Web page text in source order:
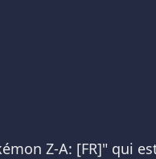
Z-A: [FR]" qui